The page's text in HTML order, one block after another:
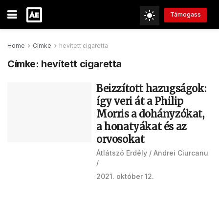
Támogass
Home Címke hevített cigaretta
Címke: hevített cigaretta
Beizzított hazugságok:
így veri át a Philip
Morris a dohányzókat,
a honatyákat és az
orvosokat
Átlátszó Erdély Andrei Ciurcanu
2021. október 12.